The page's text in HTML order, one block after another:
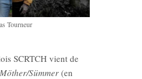
Tourneur
SCRTCH vient de
Möther/Sümmer (en